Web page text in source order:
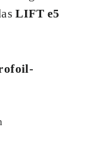
LIFT e5